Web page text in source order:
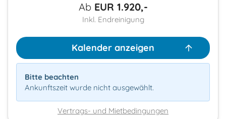
Ab EUR 1.920,-
Inkl. Endreinigung
Kalender anzeigen
Bitte beachten
Ankunftszeit wurde nicht ausgewählt.
Vertrags- und Mietbedingungen